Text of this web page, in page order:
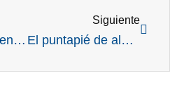
Argentino de Menores: un inicio con buenas expectativas para la legión
Siguiente
El puntapié de algo histórico: comienza la edición veinticinco del Ranking de Menores y Juveniles